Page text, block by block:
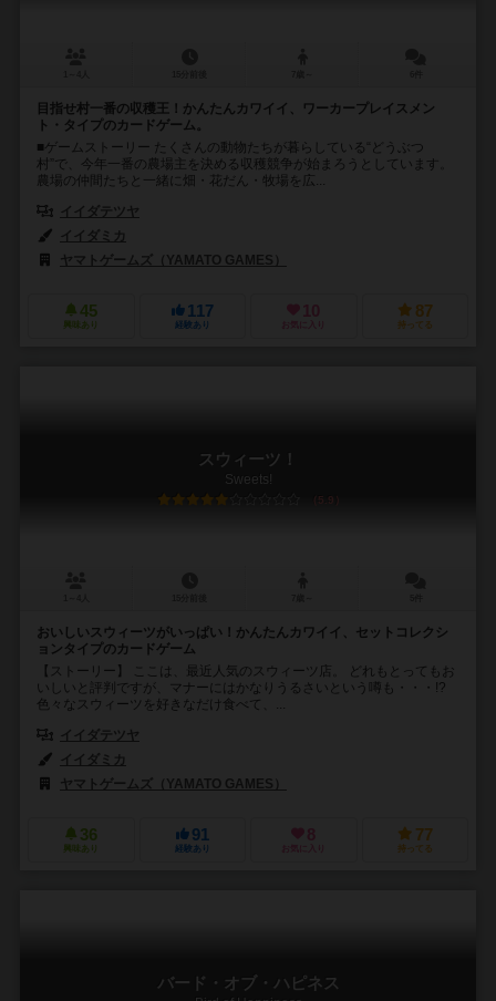
目指せ村一番の収穫王！かんたんカワイイ、ワーカープレイスメン
ト・タイプのカードゲーム。
■ゲームストーリー たくさんの動物たちが暮らしている“どうぶつ
村”で、今年一番の農場主を決める収穫競争が始まろうとしています。
農場の仲間たちと一緒に畑・花だん・牧場を広...
イイダテツヤ
イイダミカ
ヤマトゲームズ（YAMATO GAMES）
45
興味あり
117
経験あり
10
お気に入り
87
持ってる
スウィーツ！
Sweets!
5.9
おいしいスウィーツがいっぱい！かんたんカワイイ、セットコレクシ
ョンタイプのカードゲーム
【ストーリー】 ここは、最近人気のスウィーツ店。 どれもとってもお
いしいと評判ですが、マナーにはかなりうるさいという噂も・・・!?
色々なスウィーツを好きなだけ食べて、...
イイダテツヤ
イイダミカ
ヤマトゲームズ（YAMATO GAMES）
36
興味あり
91
経験あり
8
お気に入り
77
持ってる
バード・オブ・ハピネス